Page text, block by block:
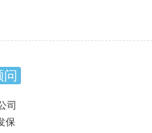
问
司